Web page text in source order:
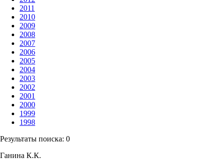
2011
2010
2009
2008
2007
2006
2005
2004
2003
2002
2001
2000
1999
1998
Результаты поиска: 0
Ганина К.К.